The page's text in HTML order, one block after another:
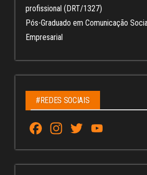
profissional (DRT/1327)
Pós-Graduado em Comunicação
Empresarial
#REDES SOCIAIS
Fa
ce
bo
In
st
ag
T
wi
tt
u
Tu